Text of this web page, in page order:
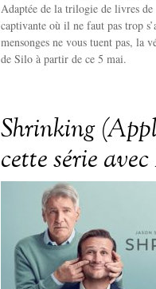
Adaptée de la trilogie de livres
captivante où il ne faut pas trop
mensonges ne vous tuent pas, la
de Silo à partir de ce 5 mai.
Shrinking
cette série